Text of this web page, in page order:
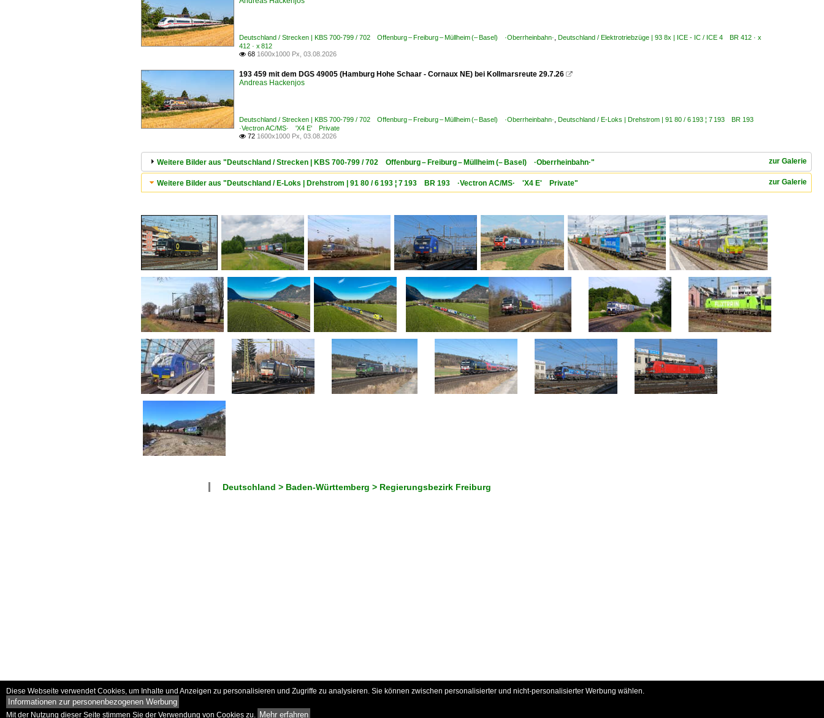
Deutschland / Strecken | KBS 700-799 / 702 Offenburg – Freiburg – Müllheim (– Basel) ·Oberrheinbahn· Deutschland / Elektrotriebzüge | 93 8x | ICE - IC / ICE 4 BR 412 · x
412 · x 812
 68 1600x1000 Px, 03.08.2026
193 459 mit dem DGS 49005 (Hamburg Hohe Schaar - Cornaux NE) bei Kollmarsreute 29.7.26 
Andreas Hackenjos
Deutschland / Strecken | KBS 700-799 / 702 Offenburg – Freiburg – Müllheim (– Basel) ·Oberrheinbahn· Deutschland / E-Loks | Drehstrom | 91 80 / 6 193 ¦ 7 193 BR 193
·Vectron AC/MS· 'X4 E' Private
 72 1600x1000 Px, 03.08.2026
zur Galerie
Weitere Bilder aus "Deutschland / Strecken | KBS 700-799 / 702 Offenburg – Freiburg – Müllheim (– Basel) ·Oberrheinbahn·"
zur Galerie
Weitere Bilder aus "Deutschland / E-Loks | Drehstrom | 91 80 / 6 193 ¦ 7 193 BR 193 ·Vectron AC/MS· 'X4 E' Private"
Deutschland > Baden-Württemberg > Regierungsbezirk Freiburg
Diese Webseite verwendet Cookies, um Inhalte und Anzeigen zu personalisieren und Zugriffe zu analysieren. Sie können zwischen personalisierter und nicht-personalisierter Werbung wählen.
Informationen zur personenbezogenen Werbung
Mit der Nutzung dieser Seite stimmen Sie der Verwendung von Cookies zu. Mehr erfahren